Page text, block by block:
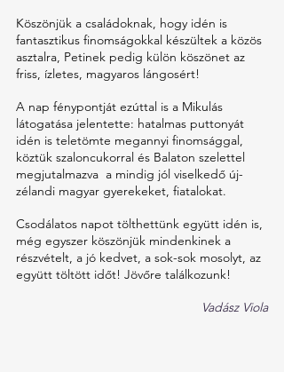
Köszönjük a családoknak, hogy idén is
fantasztikus finomságokkal készültek a közös
asztalra, Petinek pedig külön köszönet az
friss, ízletes, magyaros lángosért!
A nap fénypontját ezúttal is a Mikulás
látogatása jelentette: hatalmas puttonyát
idén is teletömte megannyi finomsággal,
köztük szaloncukorral és Balaton szelettel
megjutalmazva  a mindig jól viselkedő új-
zélandi magyar gyerekeket, fiatalokat.
Csodálatos napot tölthettünk együtt idén is,
még egyszer köszönjük mindenkinek a
részvételt, a jó kedvet, a sok-sok mosolyt, az
együtt töltött időt! Jövőre találkozunk!
Vadász Viola